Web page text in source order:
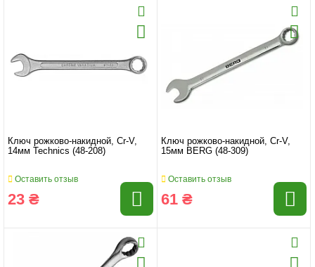
Ключ рожково-накидной, Cr-V,
14мм Technics (48-208)
Оставить отзыв
23 ₴
Ключ рожково-накидной, Cr-V,
15мм BERG (48-309)
Оставить отзыв
61 ₴